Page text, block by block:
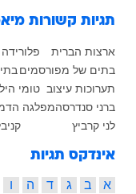
תגיות קשורות
ארצות הברית פלורידה
בתים של מפורסמים
תערוכות עיצוב טומי
ברני סנדרסהמפלגה
לני קרביץ
אינדקס תגיות
א ב ג ד ה ו